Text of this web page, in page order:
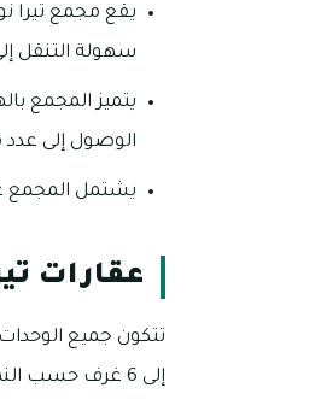
يقع مجمع تيرا
سهولة التنقل
يتميز المجمع
الوصول إلى عدد
يشتمل المجمع
عقارات
إلى 6 غرف حسب النموذج والمساحة.